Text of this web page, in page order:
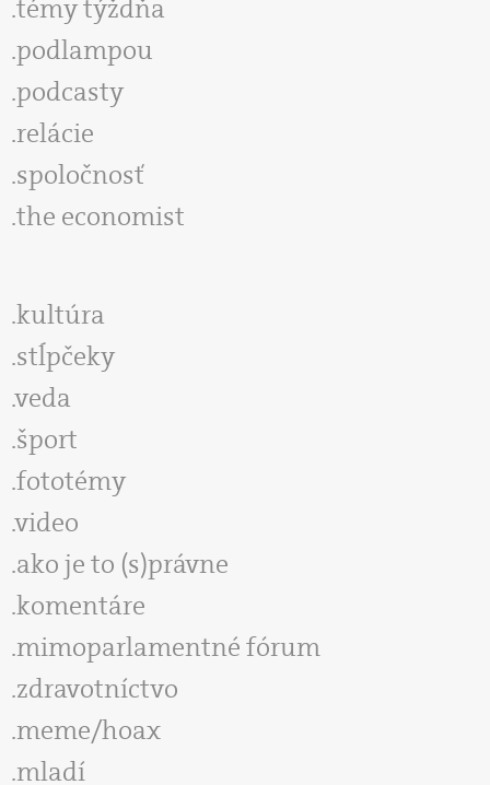
témy týždňa
podlampou
podcasty
relácie
spoločnosť
the economist
kultúra
stĺpčeky
veda
šport
fototémy
video
ako je to (s)právne
komentáre
mimoparlamentné fórum
zdravotníctvo
meme/hoax
mladí